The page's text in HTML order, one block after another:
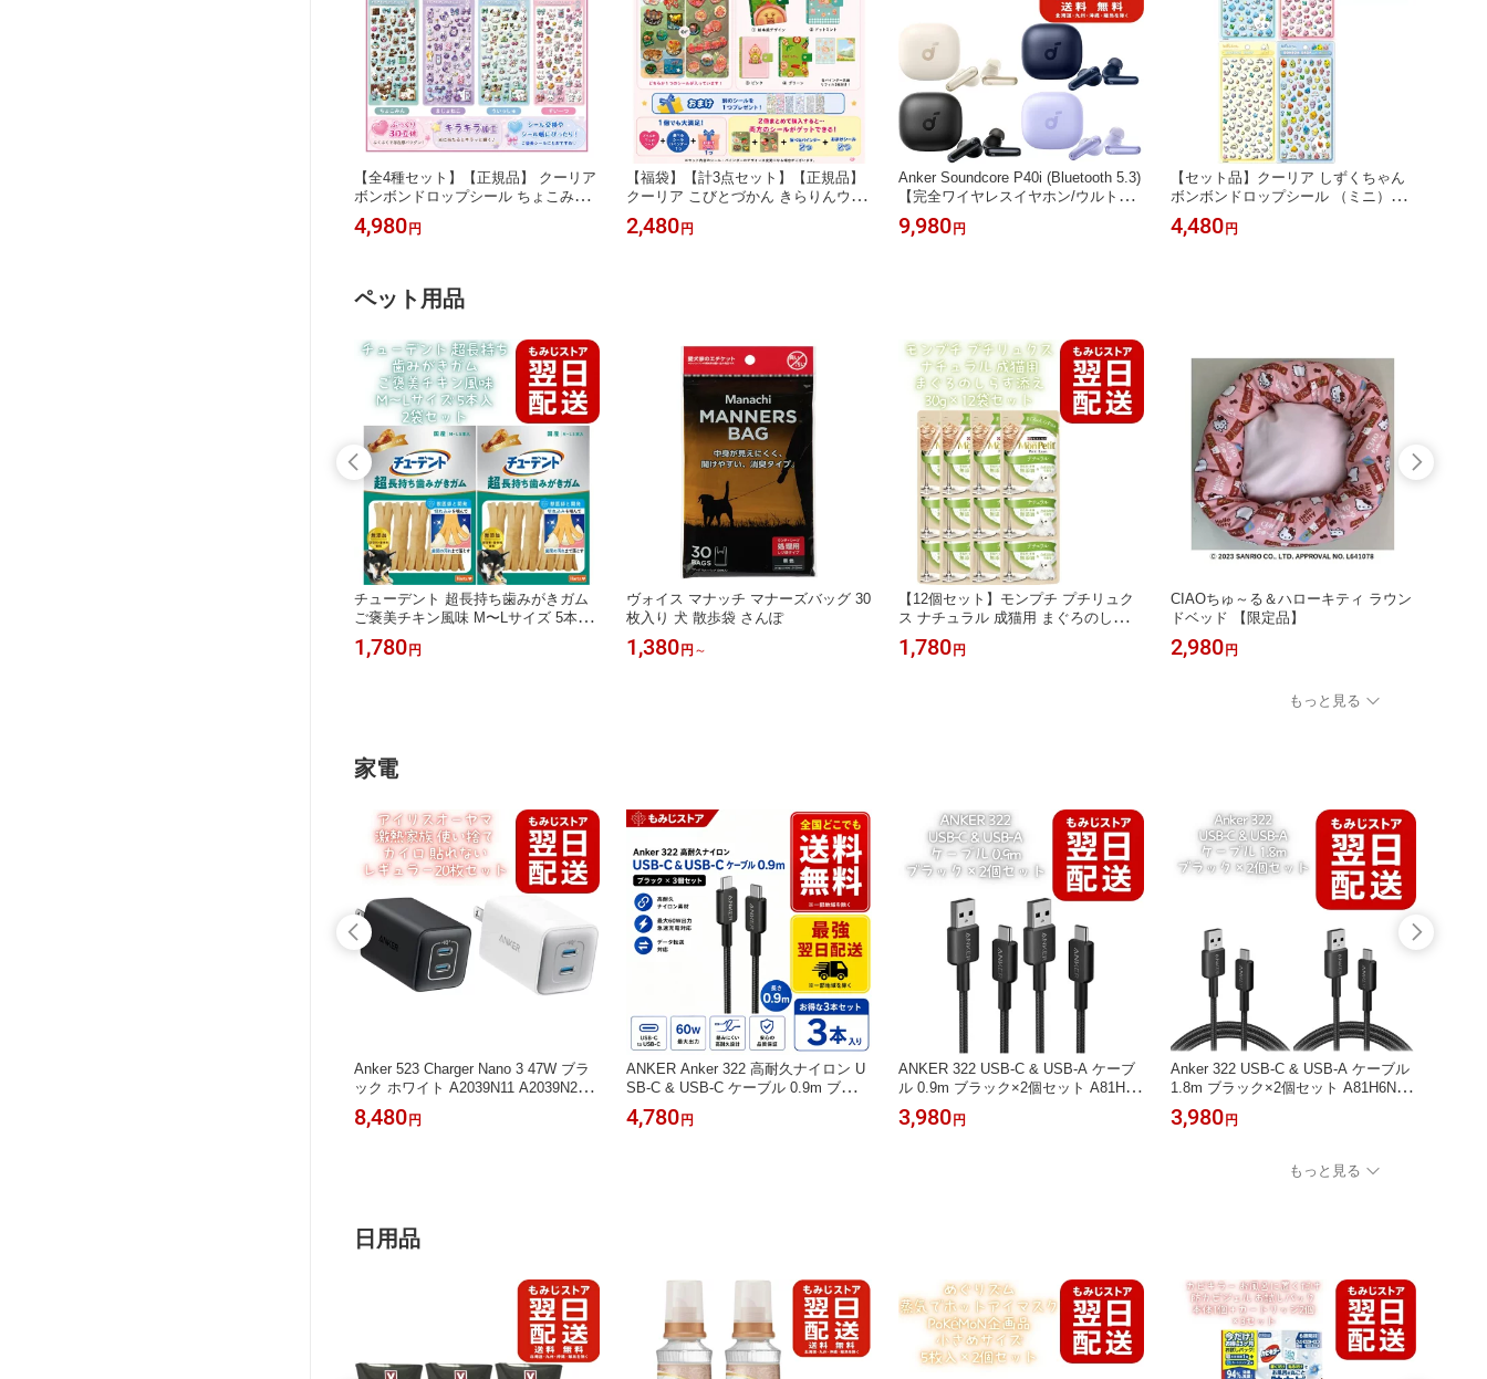
【全4種セット】【正規品】 クーリア
ボンボンドロップシール ちょこみん
まじょねこ ういっしゅ すいーつ シー
ル セット ボンドロ かわいい キラキ
ール交換 収集 本物 本家 【新商品】
4,980 円
【福袋】【計3点セット】【正規品】
クーリア こびとづかん きらりんウォ
ーターシール ＋ バインダー ＋ ボン
ボンドロップ系シール ｜ ボンドロ 3
2,480 円
Anker Soundcore P40i (Bluetooth 5.3)
【完全ワイヤレスイヤホン/ウルトラ
ノイズキャンセリング 2.0 / マルチポ
イント接続 / 最大60時間再生 / PSE技
9,980 円
【セット品】クーリア しずくちゃん
ボンボンドロップシール （ミニ） 4
種セット 正規品 うるおいちゃん みる
みるちゃん しずくの森のなかまたち
4,480 円
ペット用品
チューデント 超長持ち歯みがきガム
ご褒美チキン風味 M〜Lサイズ 5本入
×2袋セット 犬用 歯磨きガム デンタル
ガム 国産 牛皮 ハーツ 犬 おやつ デン
1,780 円
ヴォイス マナッチ マナーズバッグ 30
枚入り 犬 散歩袋 さんぽ
1,380 円 ～
【12個セット】モンプチ プチリュク
ス ナチュラル 成猫用 まぐろのしらす
添え 30g×12袋セット キャットフード
ウェットフード パウチ 総合栄養食 猫
1,780 円
CIAOちゅ～る＆ハローキティ ラウン
ドベッド 【限定品】
2,980 円
もっと見る
家電
Anker 523 Charger Nano 3 47W ブラ
ック ホワイト A2039N11 A2039N21 U
SB-C 急速充電器 GaN PD対応 最大47
W 2ポート USB充電器 Type-C 折りた
8,480 円
ANKER Anker 322 高耐久ナイロン U
SB-C & USB-C ケーブル 0.9m ブラッ
ク×3個セット A81F5N11 PD対応 最大
60W 急速充電 Type-C USB-Cケーブ
4,780 円
ANKER 322 USB-C & USB-A ケーブ
ル 0.9m ブラック×2個セット A81H5N
11 USB2.0対応 Type-C USB-Cケーブ
ル 高耐久 断線防止 USB-A Android ス
3,980 円
Anker 322 USB-C & USB-A ケーブル
1.8m ブラック×2個セット A81H6N11
USB2.0対応 Type-C USB-Cケーブル
高耐久 断線防止 USB-A Android スマ
ーム機対応 データ転送 USB-IF認証
ロングケーブル 持ち運び 車載用 充電
3,980 円
もっと見る
日用品